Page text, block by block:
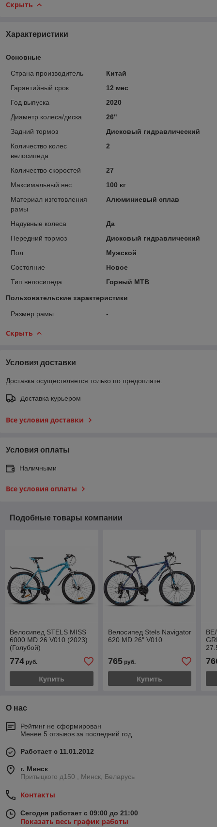
Скрыть
Характеристики
Основные
Страна производитель
Китай
Гарантийный срок
12 мес
Год выпуска
2020
Диаметр колеса/диска
26"
Задний тормоз
Дисковый гидравлический
Количество колес
велосипеда
2
Количество скоростей
27
Максимальный вес
100 кг
Материал изготовления
рамы
Алюминиевый сплав
Надувные колеса
Да
Передний тормоз
Дисковый гидравлический
Пол
Мужской
Состояние
Новое
Тип велосипеда
Горный MTB
Пользовательские характеристики
Размер рамы -
Скрыть
Условия доставки
Доставка осуществляется только по предоплате.
Доставка курьером
Все условия доставки
Условия оплаты
Наличными
Все условия оплаты
Подобные товары компании
Велосипед STELS MISS
6000 MD 26 V010 (2023)
(Голубой)
774 руб.
Купить
Велосипед Stels Navigator
620 MD 26" V010
765руб.
Купить
О нас
Рейтинг не сформирован
Менее 5 отзывов за последний год
Работает с 11.01.2012
г. Минск
Притыцкого д150 , Минск, Беларусь
Контакты
Сегодня работает с 09:00 до 21:00
Показать весь график работы